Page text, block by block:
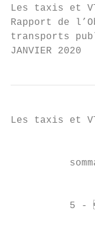
Les taxis et
Rapport de
transports
JANVIER 2020
Les taxis et
5 -